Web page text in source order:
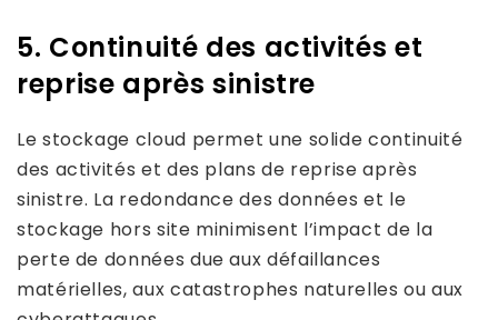
5. Continuité des activités et
reprise après sinistre
Le stockage cloud permet une solide continuité
des activités et des plans de reprise après
sinistre. La redondance des données et le
stockage hors site minimisent l’impact de la
perte de données due aux défaillances
matérielles, aux catastrophes naturelles ou aux